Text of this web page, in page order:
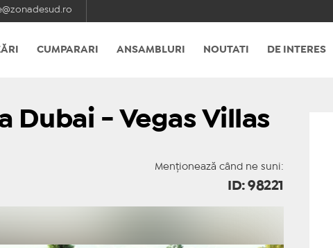
CUMPARARI ANSAMBLURI NOUTATI DE INTERES
Dubai - Vegas Villas
Menționează când ne suni:
ID: 98221